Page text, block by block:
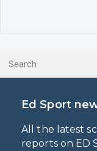
Ed Sport
All the latest
reports on ED